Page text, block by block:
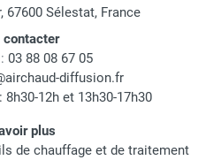
67600 Sélestat, France
contacter
03 88 08 67 05
diffusion.fr
12h et 13h30-17h30
plus
de chauffage et de traitement